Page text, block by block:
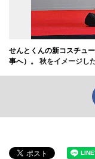
せんとくんの新コスチュ
事へ）。
秋をイメージし